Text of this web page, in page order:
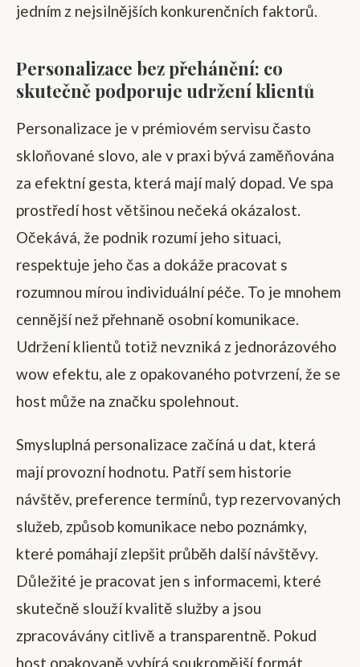
jedním z nejsilnějších konkurenčních faktorů.
Personalizace bez přehánění: co
skutečně podporuje udržení klientů
Personalizace je v prémiovém servisu často
skloňované slovo, ale v praxi bývá zaměňována
za efektní gesta, která mají malý dopad. Ve spa
prostředí host většinou nečeká okázalost.
Očekává, že podnik rozumí jeho situaci,
respektuje jeho čas a dokáže pracovat s
rozumnou mírou individuální péče. To je mnohem
cennější než přehnaně osobní komunikace.
Udržení klientů totiž nevzniká z jednorázového
wow efektu, ale z opakovaného potvrzení, že se
host může na značku spolehnout.
Smysluplná personalizace začíná u dat, která
mají provozní hodnotu. Patří sem historie
návštěv, preference termínů, typ rezervovaných
služeb, způsob komunikace nebo poznámky,
které pomáhají zlepšit průběh další návštěvy.
Důležité je pracovat jen s informacemi, které
skutečně slouží kvalitě služby a jsou
zpracovávány citlivě a transparentně. Pokud
host opakovaně vybírá soukromější formát